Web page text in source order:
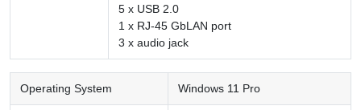
5 x USB 2.0
1 x RJ-45 GbLAN port
3 x audio jack
Operating System Windows 11 Pro